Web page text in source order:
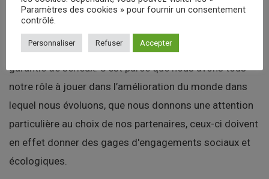
dans lequel ils évoluent.
Nous avons également à cœur de sélectionner
partenaires fiablespouvant offrir à nos clients la
garantie desérieux. C’est parce que nous avons tous
notre rôle à jouer dans l’amélioration du monde dans
lequel nous évoluons, que nous donnons une attention
particulière au choix de nos partenaires, ceux-ci doivent
en effet donner des gages d'engagements sociaux et
écologiques.
Paramètres des cookies » pour fournir un consentement
contrôlé.
Personnaliser Refuser Accepter